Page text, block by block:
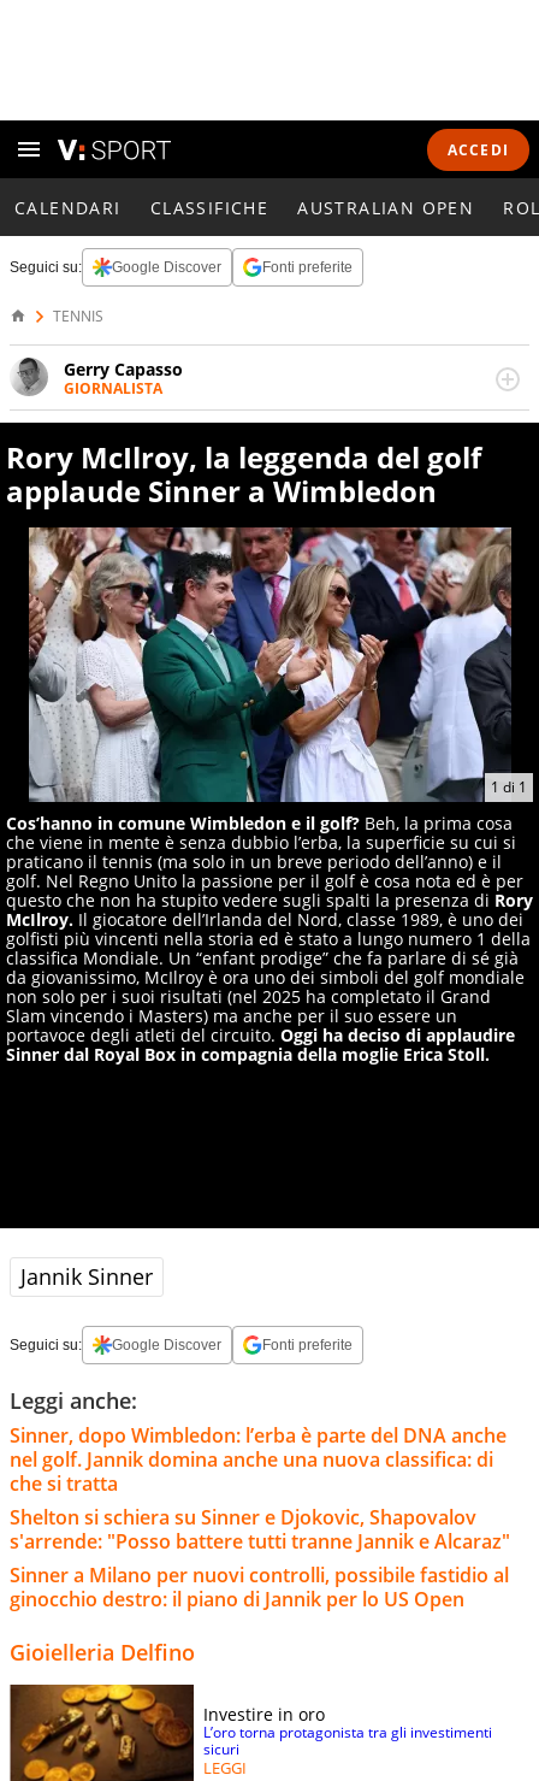
ACCEDI
CALENDARI CLASSIFICHE AUSTRALIAN OPEN
Seguici su: Google Discover Fonti preferite
TENNIS
Gerry Capasso
GIORNALISTA
Per lui gli sport americani non hanno segreti: basket,
dove altri non vedono granché
Rory McIlroy, la leggenda del golf
applaude Sinner a Wimbledon
1 di 1
Cos’hanno in comune Wimbledon e il golf? Beh, la prima cosa
che viene in mente è senza dubbio l’erba, la superficie su cui si
praticano il tennis (ma solo in un breve periodo dell’anno) e il
golf. Nel Regno Unito la passione per il golf è cosa nota ed è per
questo che non ha stupito vedere sugli spalti la presenza di Rory
McIlroy. Il giocatore dell’Irlanda del Nord, classe 1989, è uno dei
golfisti più vincenti nella storia ed è stato a lungo numero 1 della
classifica Mondiale. Un “enfant prodige” che fa parlare di sé già
da giovanissimo, McIlroy è ora uno dei simboli del golf mondiale
non solo per i suoi risultati (nel 2025 ha completato il Grand
Slam vincendo i Masters) ma anche per il suo essere un
portavoce degli atleti del circuito. Oggi ha deciso di applaudire
Sinner dal Royal Box in compagnia della moglie Erica Stoll.
Jannik Sinner
Seguici su: Google Discover Fonti preferite
Leggi anche:
Sinner, dopo Wimbledon: l’erba è parte del DNA anche
nel golf. Jannik domina anche una nuova classifica: di
che si tratta
Shelton si schiera su Sinner e Djokovic, Shapovalov
s'arrende: "Posso battere tutti tranne Jannik e Alcaraz"
Sinner a Milano per nuovi controlli, possibile fastidio al
ginocchio destro: il piano di Jannik per lo US Open
Gioielleria Delfino
Investire in oro
L’oro torna protagonista tra gli investimenti
sicuri
LEGGI